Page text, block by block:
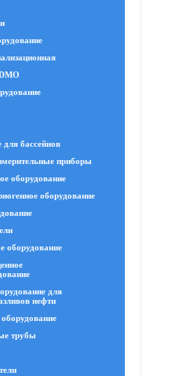
бассейнов
приборы
оборудование
оборудование
оборудование
для
нефти
трубы